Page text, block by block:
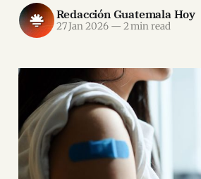
Redacción Guatemala Hoy
27 Jan 2026 — 2 min read